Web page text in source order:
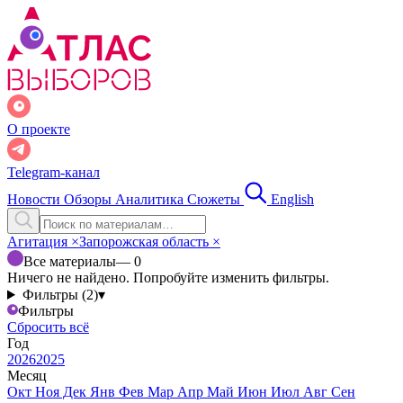
О проекте
Telegram-канал
Новости Обзоры Аналитика Сюжеты English
Агитация ×Запорожская область ×
Все материалы— 0
Ничего не найдено. Попробуйте изменить фильтры.
Фильтры (2)▾
Фильтры
Сбросить всё
Год
20262025
Месяц
Окт Ноя Дек Янв Фев Мар Апр Май Июн Июл Авг Сен